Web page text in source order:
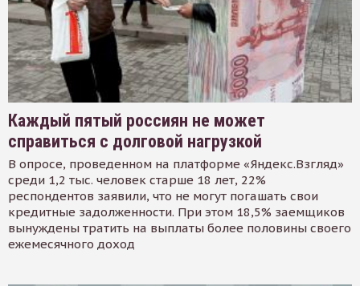
Каждый пятый россиян не может
справиться с долговой нагрузкой
В опросе, проведенном на платформе «Яндекс.Взгляд»
среди 1,2 тыс. человек старше 18 лет, 22%
респондентов заявили, что не могут погашать свои
кредитные задолженности. При этом 18,5% заемщиков
вынуждены тратить на выплаты более половины своего
ежемесячного доход